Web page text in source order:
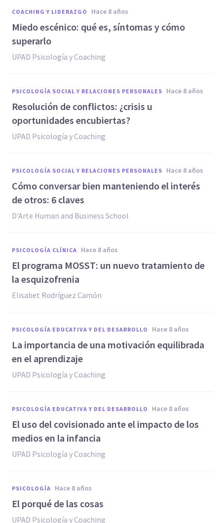
COACHING Y LIDERAZGO hace 8 años
Miedo escénico: qué es, síntomas y cómo
superarlo
UPAD Psicología y Coaching
PSICOLOGÍA SOCIAL Y RELACIONES PERSONALES hace 8 años
Resolución de conflictos: ¿crisis u
oportunidades encubiertas?
UPAD Psicología y Coaching
PSICOLOGÍA SOCIAL Y RELACIONES PERSONALES hace 8 años
Cómo conversar bien manteniendo el interés
de otros: 6 claves
D'Arte Human and Business School
PSICOLOGÍA CLÍNICA hace 8 años
El programa MOSST: un nuevo tratamiento de
la esquizofrenia
Elisabet Rodríguez Camón
PSICOLOGÍA EDUCATIVA Y DEL DESARROLLO hace 8 años
La importancia de una motivación equilibrada
en el aprendizaje
UPAD Psicología y Coaching
PSICOLOGÍA EDUCATIVA Y DEL DESARROLLO hace 8 años
El uso del covisionado ante el impacto de los
medios en la infancia
UPAD Psicología y Coaching
PSICOLOGÍA hace 8 años
El porqué de las cosas
UPAD Psicología y Coaching